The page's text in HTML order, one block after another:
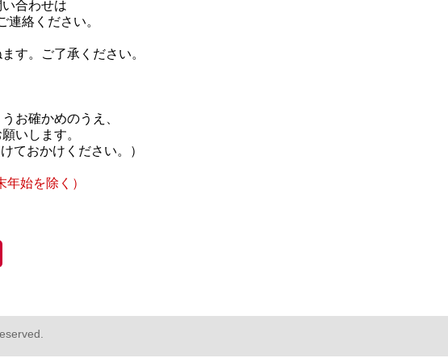
合わせは
連絡ください。
す。ご了承ください。
お確かめのうえ、
いします。
ておかけください。）
始を除く）